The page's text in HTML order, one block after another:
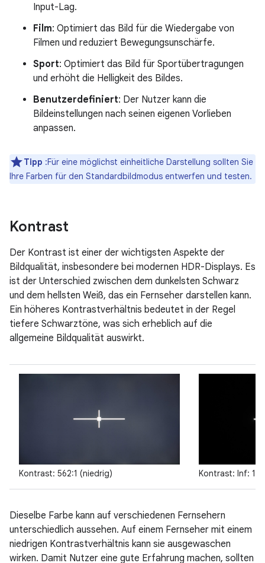
Input-Lag.
Film: Optimiert das Bild für die Wiedergabe von
Filmen und reduziert Bewegungsunschärfe.
Sport: Optimiert das Bild für Sportübertragungen
und erhöht die Helligkeit des Bildes.
Benutzerdefiniert: Der Nutzer kann die
Bildeinstellungen nach seinen eigenen Vorlieben
anpassen.
Tipp :Für eine möglichst einheitliche Darstellung sollten Sie
Ihre Farben für den Standardbildmodus entwerfen und testen.
Kontrast
Der Kontrast ist einer der wichtigsten Aspekte der
Bildqualität, insbesondere bei modernen HDR-Displays. Es
ist der Unterschied zwischen dem dunkelsten Schwarz
und dem hellsten Weiß, das ein Fernseher darstellen kann.
Ein höheres Kontrastverhältnis bedeutet in der Regel
tiefere Schwarztöne, was sich erheblich auf die
allgemeine Bildqualität auswirkt.
Kontrast: 562:1 (niedrig) Kontrast: Inf: 1
Dieselbe Farbe kann auf verschiedenen Fernsehern
unterschiedlich aussehen. Auf einem Fernseher mit einem
niedrigen Kontrastverhältnis kann sie ausgewaschen
wirken. Damit Nutzer eine gute Erfahrung machen, sollten